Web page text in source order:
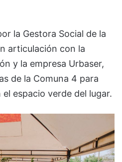
la Gestora Social de la
articulación con la
y la empresa Urbaser,
de la Comuna 4 para
espacio verde del lugar.